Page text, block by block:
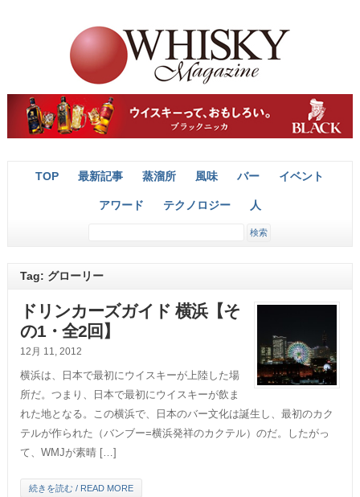
TOP 最新記事 蒸溜所 風味 バー イベント
アワード テクノロジー 人
Tag: グローリー
ドリンカーズガイド 横浜【そ
の1・全2回】
12月 11, 2012
横浜は、日本で最初にウイスキーが上陸した場
所だ。つまり、日本で最初にウイスキーが飲ま
れた地となる。この横浜で、日本のバー文化は誕生し、最初のカク
テルが作られた（バンブー=横浜発祥のカクテル）のだ。したがっ
て、WMJが素晴 […]
続きを読む / READ MORE